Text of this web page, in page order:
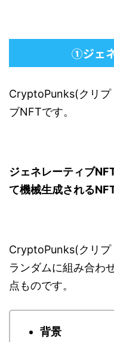
①ジェ
CryptoPunks(クリプ
ブNFTです。
ジェネレーティブ
て機械生成される
CryptoPunks(クリプ
ランダムに組み合わ
点ものです。
背景